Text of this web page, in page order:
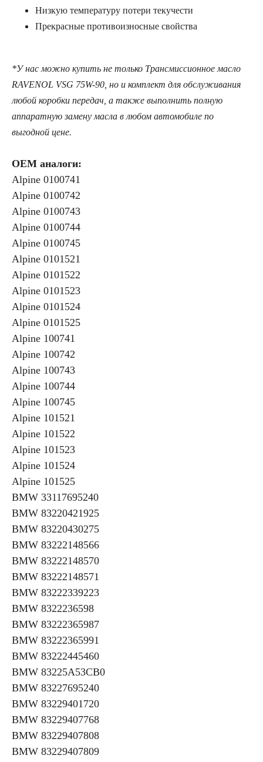
Низкую температуру потери текучести
Прекрасные противоизносные свойства
*У нас можно купить не только Трансмиссионное масло
RAVENOL VSG 75W-90, но и комплект для обслуживания
любой коробки передач, а также выполнить полную
аппаратную замену масла в любом автомобиле по
выгодной цене.
OEM аналоги:
Alpine 0100741
Alpine 0100742
Alpine 0100743
Alpine 0100744
Alpine 0100745
Alpine 0101521
Alpine 0101522
Alpine 0101523
Alpine 0101524
Alpine 0101525
Alpine 100741
Alpine 100742
Alpine 100743
Alpine 100744
Alpine 100745
Alpine 101521
Alpine 101522
Alpine 101523
Alpine 101524
Alpine 101525
BMW 33117695240
BMW 83220421925
BMW 83220430275
BMW 83222148566
BMW 83222148570
BMW 83222148571
BMW 83222339223
BMW 8322236598
BMW 83222365987
BMW 83222365991
BMW 83222445460
BMW 83225A53CB0
BMW 83227695240
BMW 83229401720
BMW 83229407768
BMW 83229407808
BMW 83229407809